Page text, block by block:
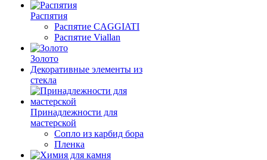
Распятия
Распятие CAGGIATI
Распятие Viallan
Золото
Декоративные элементы из
стекла
Принадлежности для
мастерской
Сопло из карбид бора
Пленка